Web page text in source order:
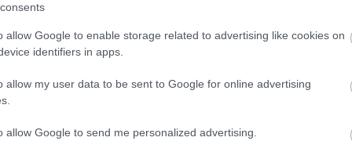
allow Google to enable storage related to advertising like cookies on
identifiers in apps.
allow my user data to be sent to Google for online advertising
allow Google to send me personalized advertising.
πρωταθλήματος πόλο η Εθνική ομάδα των
του Παγκοσμίου πρωταθλήματος πήρε η Εθνική ομάδα
Βράτσο
Γκότσης μεγάλος νικητής